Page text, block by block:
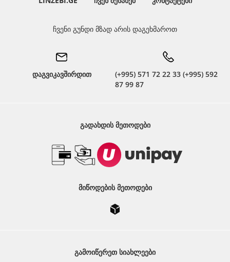
ჩვენი გუნდი მზად არის დაგეხმაროთ
დაგვიკავშირდით
(+995) 571 72 22 33 (+995) 592
87 99 87
ᲒᲐᲓᲐᲮᲓᲘᲡ ᲛᲔᲗᲝᲓᲔᲑᲘ
ᲛᲘᲬᲝᲓᲔᲑᲘᲡ ᲛᲔᲗᲝᲓᲔᲑᲘ
ᲒᲐᲛᲝᲘᲬᲔᲠᲔᲗ ᲡᲘᲐᲮᲚᲔᲔᲑᲘ